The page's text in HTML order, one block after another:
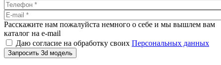
Расскажите нам пожалуйста немного о себе и мы вышлем вам
каталог на e-mail
Даю согласие на обработку своих Персональных данных
Запросить 3d модель